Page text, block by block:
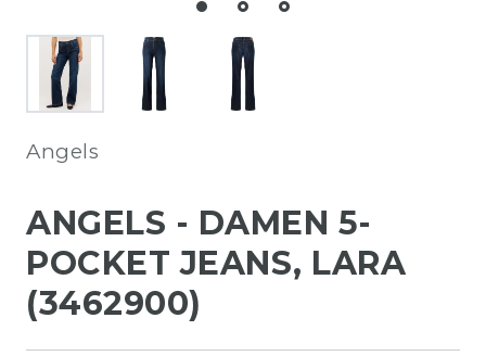
Angels
ANGELS - DAMEN 5-
POCKET JEANS, LARA
(3462900)